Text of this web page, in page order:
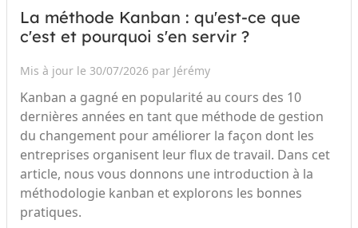
La méthode Kanban : qu'est-ce que
c'est et pourquoi s'en servir ?
Mis à jour le 30/07/2026 par Jérémy
Kanban a gagné en popularité au cours des 10
dernières années en tant que méthode de gestion
du changement pour améliorer la façon dont les
entreprises organisent leur flux de travail. Dans cet
article, nous vous donnons une introduction à la
méthodologie kanban et explorons les bonnes
pratiques.